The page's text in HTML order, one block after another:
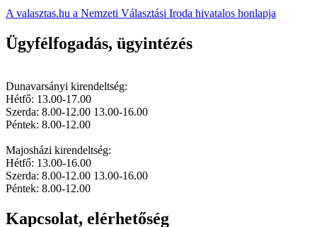
A valasztas.hu a Nemzeti Választási Iroda hivatalos honlapja
Ügyfélfogadás, ügyintézés
Dunavarsányi kirendeltség:
Hétfő: 13.00-17.00
Szerda: 8.00-12.00 13.00-16.00
Péntek: 8.00-12.00
Majosházi kirendeltség:
Hétfő: 13.00-16.00
Szerda: 8.00-12.00 13.00-16.00
Péntek: 8.00-12.00
Kapcsolat, elérhetőség